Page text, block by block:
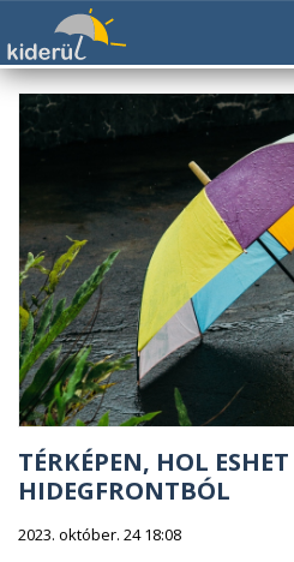
TÉRKÉPEN, HOL
HIDEGFRONTBÓL
2023. október. 24 18:08